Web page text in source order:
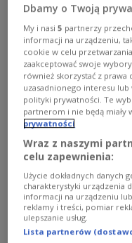
antenie radiowej
słuchaczy. Z
z pasji - bardem
kolekcjonerem
Zobacz więcej na temat:
Dbamy o Twoją
My i nasi5 partnerzy
informacji na urządzeniu,
cookie w celu
zaakceptować swoje
również skorzystać z
uzasadnionego interesu
polityki prywatności. Te
partnerom i nie będą miały
prywatności
Wraz z naszymi
celu zapewnienia:
Użycie dokładnych danych
charakterystyki urządzenia
informacji na urządzeniu
reklamy i treści, pomiar
ulepszanie usług.
Lista partnerów